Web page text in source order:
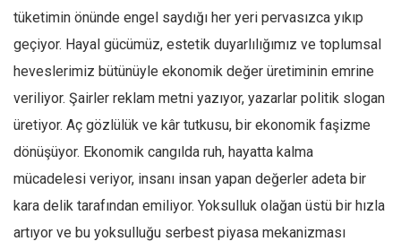
Afrika
İslam Dünyası
Amerika
Avustralya
Tarih
Düşünce
tüketimin önünde engel saydığı her yeri pervasızca yıkıp
geçiyor. Hayal gücümüz, estetik duyarlılığımız ve toplumsal
heveslerimiz bütünüyle ekonomik değer üretiminin emrine
veriliyor. Şairler reklam metni yazıyor, yazarlar politik slogan
üretiyor. Aç gözlülük ve kâr tutkusu, bir ekonomik faşizme
dönüşüyor. Ekonomik cangılda ruh, hayatta kalma
mücadelesi veriyor, insanı insan yapan değerler adeta bir
kara delik tarafından emiliyor. Yoksulluk olağan üstü bir hızla
artıyor ve bu yoksulluğu serbest piyasa mekanizması